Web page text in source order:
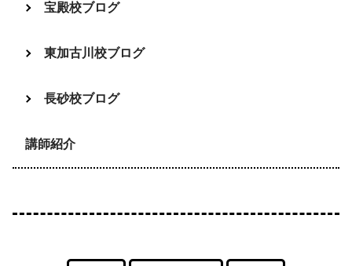
宝殿校ブログ
東加古川校ブログ
長砂校ブログ
講師紹介